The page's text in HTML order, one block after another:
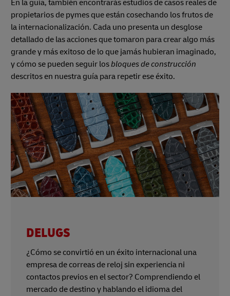
En la guía, también encontrarás estudios de casos reales de
propietarios de pymes que están cosechando los frutos de
la internacionalización. Cada uno presenta un desglose
detallado de las acciones que tomaron para crear algo más
grande y más exitoso de lo que jamás hubieran imaginado,
y cómo se pueden seguir losbloques de construcción
descritos en nuestra guía para repetir ese éxito.
DELUGS
¿Cómo se convirtió en un éxito internacional una
empresa de correas de reloj sin experiencia ni
contactos previos en el sector? Comprendiendo el
mercado de destino y hablando el idioma del